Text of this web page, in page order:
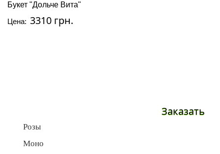
Букет "Дольче Вита"
Цена: 3310 грн.
Заказать
Розы
Моно